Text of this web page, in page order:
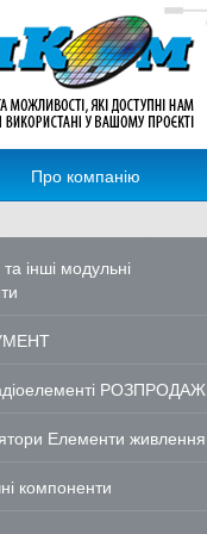
Про компанію
інші модульні
РОЗПРОДАЖ
Елементи живлення
компоненти